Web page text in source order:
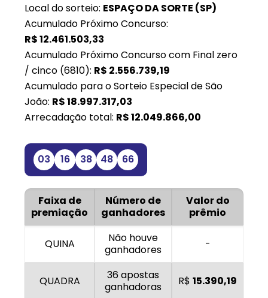
Local do sorteio: ESPAÇO DA SORTE (SP)
Acumulado Próximo Concurso:
R$12.461.503,33
Acumulado Próximo Concurso com Final zero
/ cinco (6810): R$ 2.556.739,19
Acumulado para o Sorteio Especial de São
João: R$18.997.317,03
Arrecadação total: R$12.049.866,00
03 16 38 48 66
Faixa de
premiação
Número de
ganhadores
Valor do
prêmio
QUINA
Não houve
ganhadores
-
QUADRA
36 apostas
ganhadoras
R$ 15.390,19